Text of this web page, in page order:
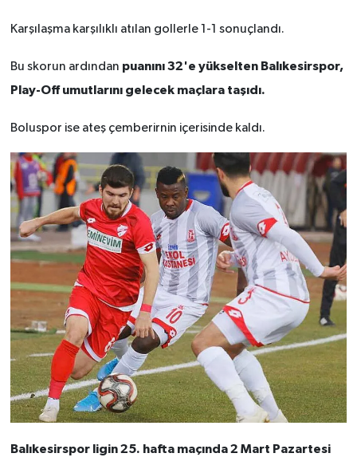
Karşılaşma karşılıklı atılan gollerle 1-1 sonuçlandı.
Bu skorun ardından puanını 32'e yükselten Balıkesirspor,
Play-Off umutlarını gelecek maçlara taşıdı.
Boluspor ise ateş çemberirnin içerisinde kaldı.
Balıkesirspor ligin 25. hafta maçında 2 Mart Pazartesi